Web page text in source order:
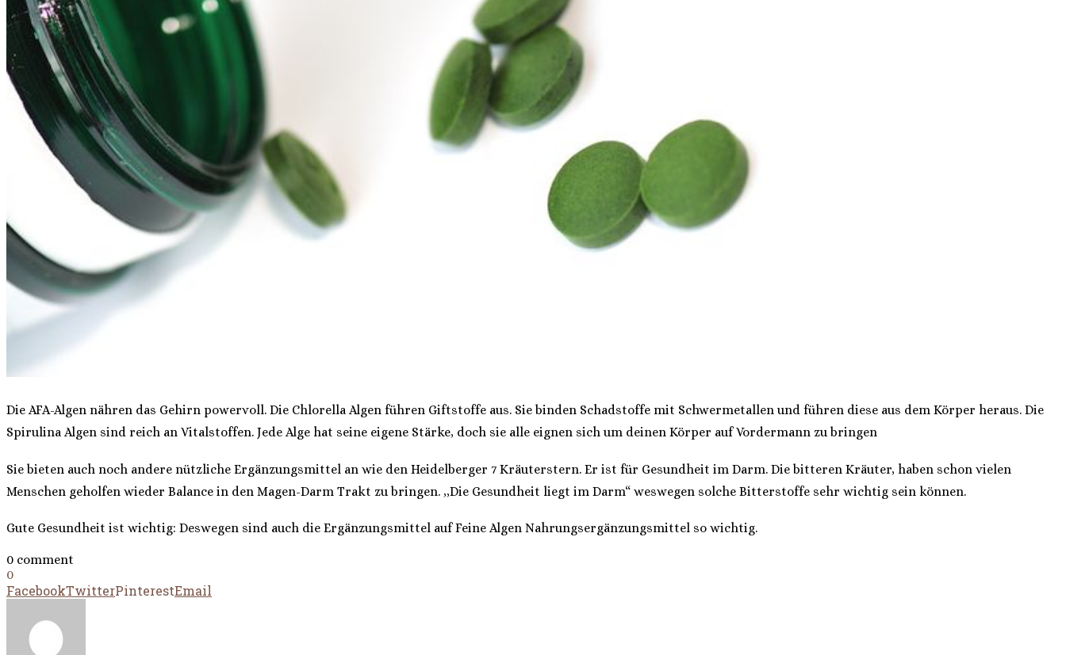
Die AFA-Algen nähren das Gehirn powervoll. Die Chlorella Algen führen Giftstoffe aus. Sie binden Schadstoffe mit Schwermetallen und führen diese aus dem Körper heraus. Die
Spirulina Algen sind reich an Vitalstoffen. Jede Alge hat seine eigene Stärke, doch sie alle eignen sich um deinen Körper auf Vordermann zu bringen
Sie bieten auch noch andere nützliche Ergänzungsmittel an wie den Heidelberger 7 Kräuterstern. Er ist für Gesundheit im Darm. Die bitteren Kräuter, haben schon vielen
Menschen geholfen wieder Balance in den Magen-Darm Trakt zu bringen. ,,Die Gesundheit liegt im Darm“ weswegen solche Bitterstoffe sehr wichtig sein können.
Gute Gesundheit ist wichtig: Deswegen sind auch die Ergänzungsmittel auf Feine Algen Nahrungsergänzungsmittel so wichtig.
0 comment
0
FacebookTwitterPinterestEmail